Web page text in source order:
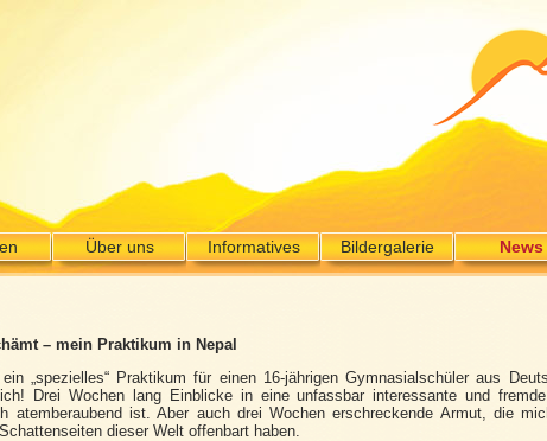
Über uns Informatives Bildergalerie News
– mein Praktikum in Nepal
„spezielles“ Praktikum für einen 16-jährigen Gymnasialschüler aus
Drei Wochen lang Einblicke in eine unfassbar interessante und
atemberaubend ist. Aber auch drei Wochen erschreckende Armut, die
dieser Welt offenbart haben.